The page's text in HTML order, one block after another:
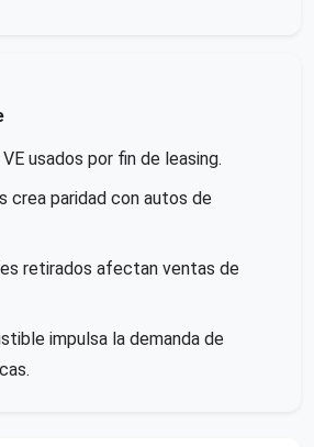
usados por fin de leasing.
crea paridad con autos de
retirados afectan ventas de
impulsa la demanda de